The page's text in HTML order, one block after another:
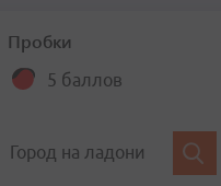
Пробки
5 баллов
Город на ладони